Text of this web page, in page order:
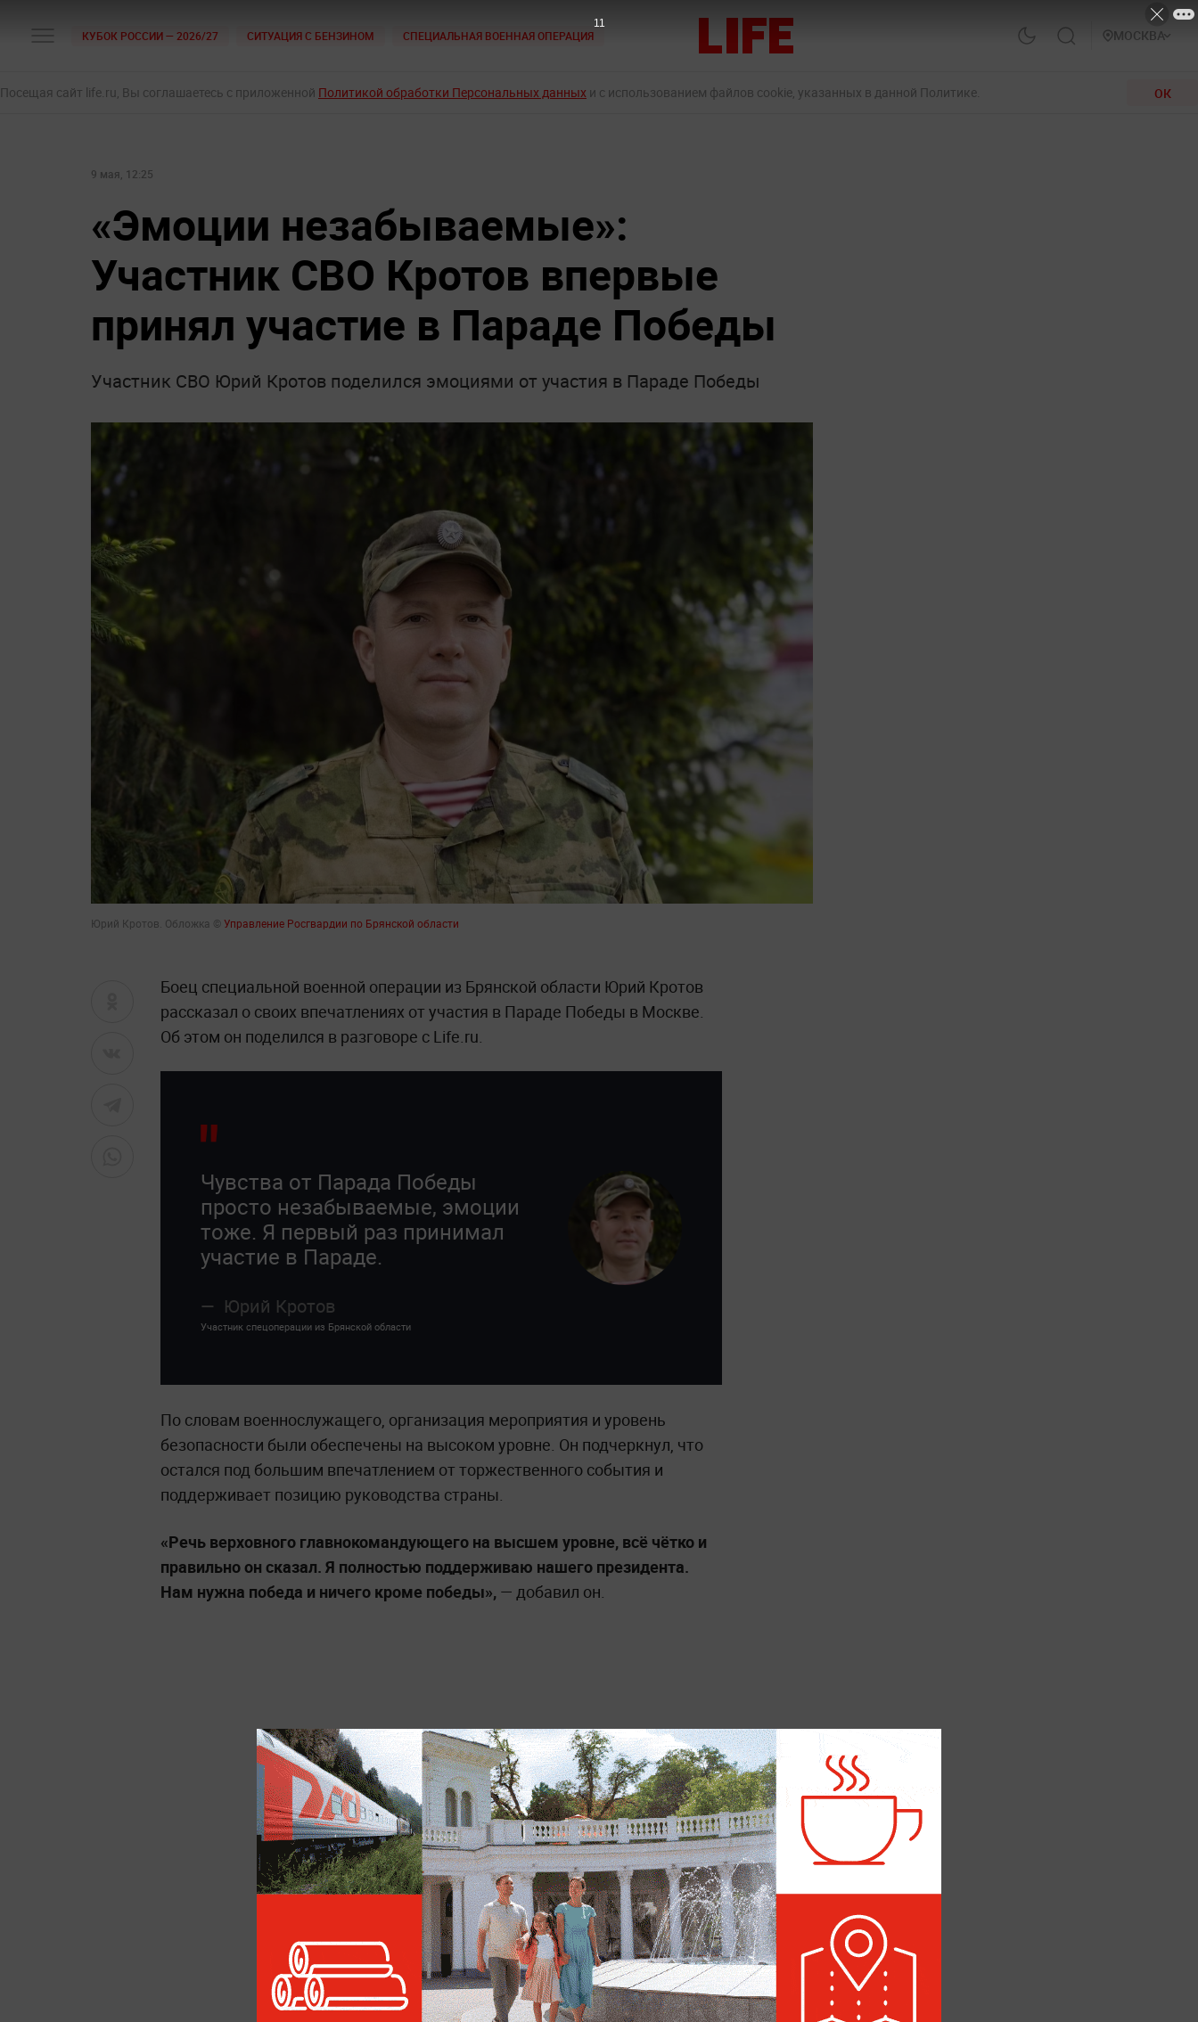
КУБОК РОССИИ — 2026/27 СИТУАЦИЯ С БЕНЗИНОМ СПЕЦИАЛЬНАЯ ВОЕННАЯ ОПЕРАЦИЯ МОСКВА
Посещая сайт life.ru, Вы соглашаетесь с приложенной Политикой обработки Персональных данных и с использованием файлов cookie, указанных в данной Политике. ОК
9 мая, 12:25
«Эмоции незабываемые»:
Участник СВО Кротов впервые
принял участие в Параде Победы
Участник СВО Юрий Кротов поделился эмоциями от участия в Параде Победы
Юрий Кротов. Обложка © Управление Росгвардии по Брянской области
Боец специальной военной операции из Брянской области Юрий Кротов
рассказал о своих впечатлениях от участия в Параде Победы в Москве.
Об этом он поделился в разговоре с Life.ru.
Чувства от Парада Победы
просто незабываемые, эмоции
тоже. Я первый раз принимал
участие в Параде.
Юрий Кротов
Участник спецоперации из Брянской области
По словам военнослужащего, организация мероприятия и уровень
безопасности были обеспечены на высоком уровне. Он подчеркнул, что
остался под большим впечатлением от торжественного события и
поддерживает позицию руководства страны.
«Речь верховного главнокомандующего на высшем уровне, всё чётко и
правильно он сказал. Я полностью поддерживаю нашего президента.
Нам нужна победа и ничего кроме победы», — добавил он.
9